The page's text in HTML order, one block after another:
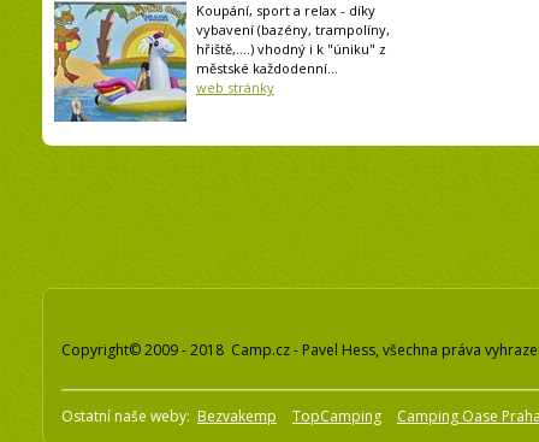
Koupání, sport a relax - díky
vybavení (bazény, trampolíny,
hřiště,....) vhodný i k "úniku" z
městské každodenní...
web stránky
Copyright© 2009 - 2018 Camp.cz - Pavel Hess, všechna práva
Ostatní naše weby: Bezvakemp TopCamping Camping Oase